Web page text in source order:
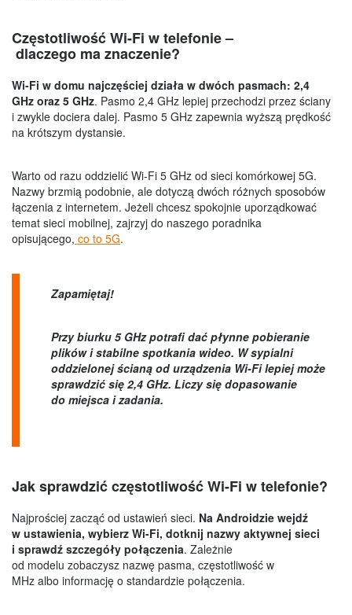
Częstotliwość Wi-Fi w telefonie –
dlaczego ma znaczenie?
Wi-Fi w domu najczęściej działa w dwóch pasmach: 2,4
GHz oraz 5 GHz. Pasmo 2,4 GHz lepiej przechodzi przez ściany
i zwykle dociera dalej. Pasmo 5 GHz zapewnia wyższą prędkość
na krótszym dystansie.
Warto od razu oddzielić Wi-Fi 5 GHz od sieci komórkowej 5G.
Nazwy brzmią podobnie, ale dotyczą dwóch różnych sposobów
łączenia z internetem. Jeżeli chcesz spokojnie uporządkować
temat sieci mobilnej, zajrzyj do naszego poradnika
opisującego, co to 5G.
Zapamiętaj!
Przy biurku 5 GHz potrafi dać płynne pobieranie
plików i stabilne spotkania wideo. W sypialni
oddzielonej ścianą od urządzenia Wi-Fi lepiej może
sprawdzić się 2,4 GHz. Liczy się dopasowanie
do miejsca i zadania.
Jak sprawdzić częstotliwość Wi-Fi w telefonie?
Najprościej zacząć od ustawień sieci. Na Androidzie wejdź
w ustawienia, wybierz Wi-Fi, dotknij nazwy aktywnej sieci
i sprawdź szczegóły połączenia. Zależnie
od modelu zobaczysz nazwę pasma, częstotliwość w
MHz albo informację o standardzie połączenia.